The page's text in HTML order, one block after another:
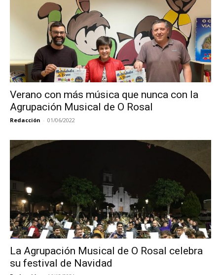
Verano con más música que nunca con la
Agrupación Musical de O Rosal
Redacción - 01/06/2022
La Agrupación Musical de O Rosal celebra
su festival de Navidad